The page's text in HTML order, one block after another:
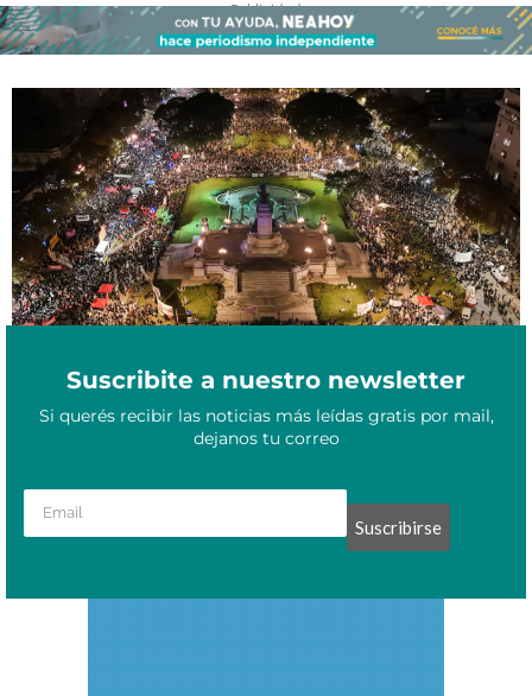
- Publicidad -
A once años de Ni Una Menos, las calles vuelven a gritar por las
que ya no están
Suscribite a nuestro newsletter
Si querés recibir las noticias más leídas gratis por mail,
dejanos tu correo
Suscribirse